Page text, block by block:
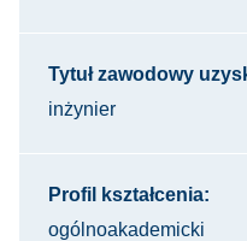
Tytuł zawodowy
inżynier
Profil kształcenia:
ogólnoakademicki